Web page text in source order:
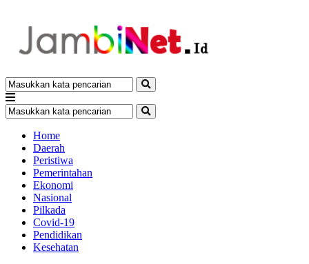
Home
Daerah
Peristiwa
Pemerintahan
Ekonomi
Nasional
Pilkada
Covid-19
Pendidikan
Kesehatan